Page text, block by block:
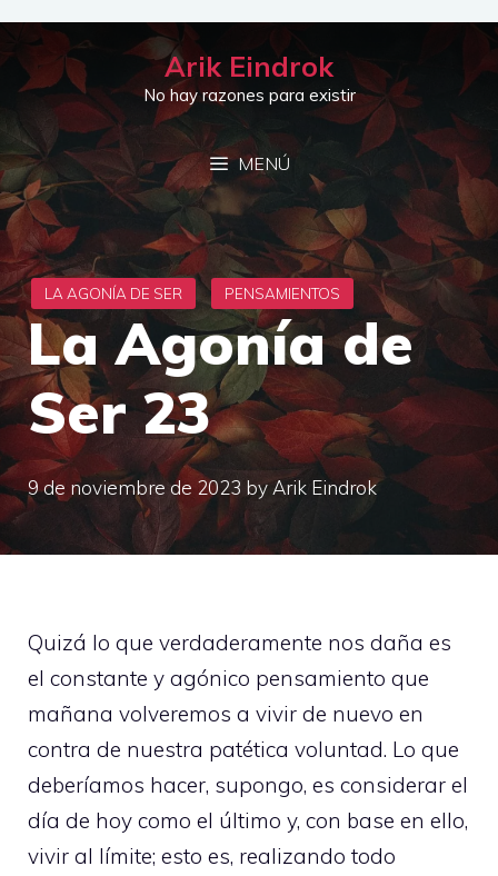
Saltar
al
contenido
Arik Eindrok
No hay razones para existir
MENÚ
La Agonía de
Ser 23
9 de noviembre de 2023 byArik Eindrok
Quizá lo que verdaderamente nos daña es
el constante y agónico pensamiento que
mañana volveremos a vivir de nuevo en
contra de nuestra patética voluntad. Lo que
deberíamos hacer, supongo, es considerar el
día de hoy como el último y, con base en ello,
vivir al límite; esto es, realizando todo